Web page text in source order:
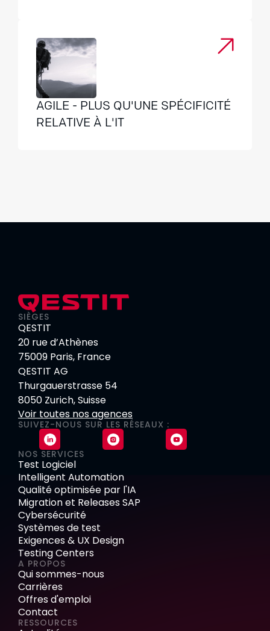
AGILE - PLUS QU'UNE SPÉCIFICITÉ
RELATIVE À L'IT
SIÈGES
QESTIT
20 rue d’Athènes
75009 Paris, France
QESTIT AG
Thurgauerstrasse 54
8050 Zurich, Suisse
Voir toutes nos agences
SUIVEZ-NOUS SUR LES RÉSEAUX :
NOS SERVICES
Test Logiciel
Intelligent Automation
Qualité optimisée par l'IA
Migration et Releases SAP
Cybersécurité
Systèmes de test
Exigences & UX Design
Testing Centers
A PROPOS
Qui sommes-nous
Carrières
Offres d'emploi
Contact
RESSOURCES